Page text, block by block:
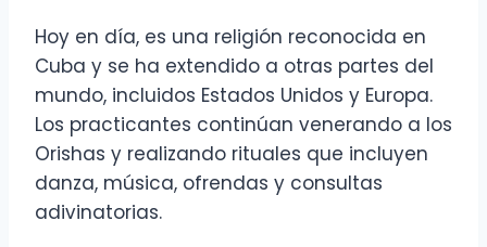
Hoy en día, es una religión reconocida en
Cuba y se ha extendido a otras partes del
mundo, incluidos Estados Unidos y Europa.
Los practicantes continúan venerando a los
Orishas y realizando rituales que incluyen
danza, música, ofrendas y consultas
adivinatorias.